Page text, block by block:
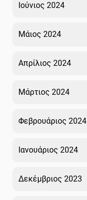
Ιούνιος 2024
Μάιος 2024
Απρίλιος 2024
Μάρτιος 2024
Φεβρουάριος 2024
Ιανουάριος 2024
Δεκέμβριος 2023